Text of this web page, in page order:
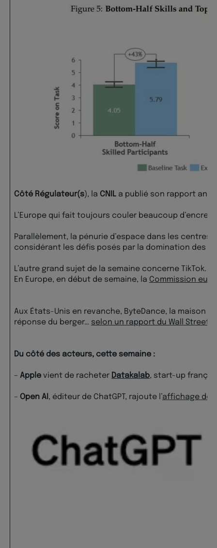
Côté Régulateur(s), la CNIL a publié son rapport
L’Europe qui fait toujours couler beaucoup
Parallèlement, la pénurie d’espace dans les centres
considérant les défis posés par la domination des
L’autre grand sujet de la semaine concerne TikTok.
En Europe, en début de semaine, la Commission
Aux États-Unis en revanche, ByteDance, la maison
réponse du berger… selon un rapport du Wall Street
Du côté des acteurs, cette semaine :
– Apple vient de racheter Datakalab, start-up
– Open AI , éditeur de ChatGPT, rajoute l’affichage